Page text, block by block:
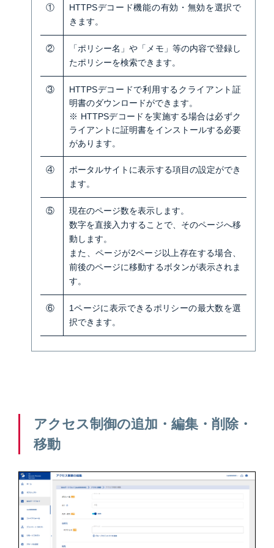
①
HTTPSデコード機能の有効・無効を選択で
きます。
②
「ポリシー名」や「メモ」等の内容で登録し
たポリシーを検索できます。
③
HTTPSデコードで利用するクライアント証
明書のダウンロードができます。
※ HTTPSデコードを実施する場合は必ずク
ライアントに証明書をインストールする必要
があります。
④
ポータルサイトに表示する項目の設定ができ
ます。
⑤ 現在のページ数を表示します。
数字を直接入力することで、そのページへ移
動します。
また、ページが2ページ以上存在する場合、
前後のページに移動するボタンが表示されま
す。
⑥
1ページに表示できるポリシーの最大数を選
択できます。
アクセス制御の追加・編集・削除・
移動